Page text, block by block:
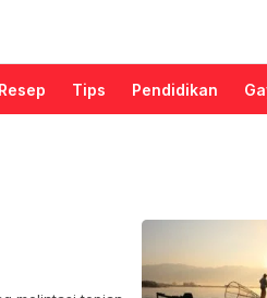
Resep Tips Pendidikan